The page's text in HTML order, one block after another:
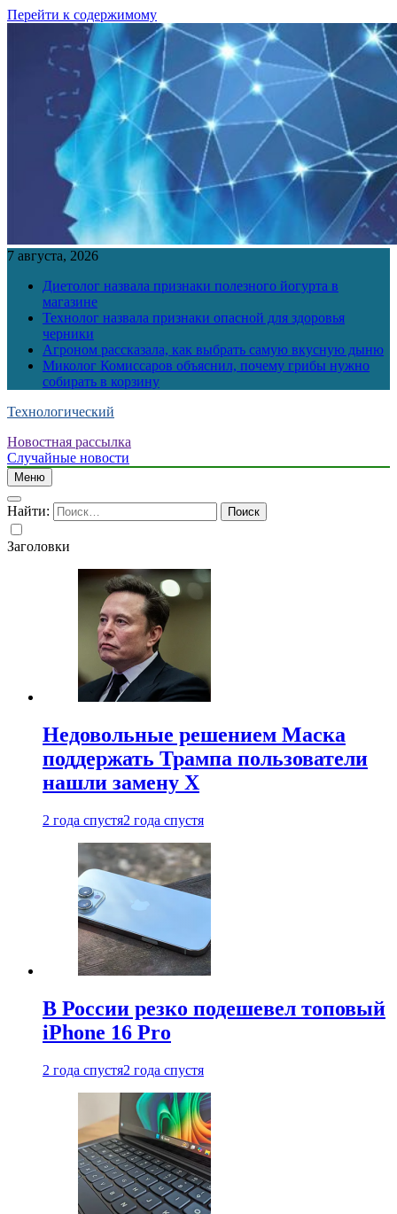
Перейти к содержимому
7 августа, 2026
Диетолог назвала признаки полезного йогурта в
магазине
Технолог назвала признаки опасной для здоровья
черники
Агроном рассказала, как выбрать самую вкусную дыню
Миколог Комиссаров объяснил, почему грибы нужно
собирать в корзину
Технологический
Новостная рассылка
Случайные новости
Меню
Найти:
Заголовки
Недовольные решением Маска
поддержать Трампа пользователи
нашли замену X
2 года спустя2 года спустя
В России резко подешевел топовый
iPhone 16 Pro
2 года спустя2 года спустя